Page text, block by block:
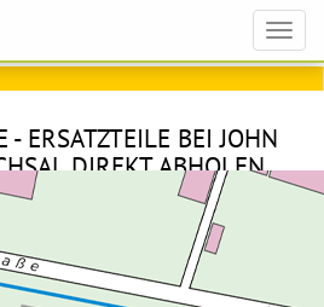
- ERSATZTEILE BEI JOHN
DIREKT ABHOLEN